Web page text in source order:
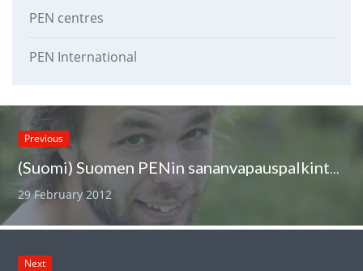
PEN centres
PEN International
Previous
(Suomi) Suomen PENin sananvapauspalkinto Ville Rannalle!
29 February 2012
Next